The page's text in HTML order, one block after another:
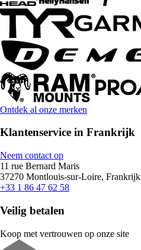
Ontdek al onze merken
Klantenservice in Frankrijk
Neem contact op
11 rue Bernard Maris
37270 Montlouis-sur-Loire, Frankrijk
+33 1 86 47 62 58
Veilig betalen
Koop met vertrouwen op onze site